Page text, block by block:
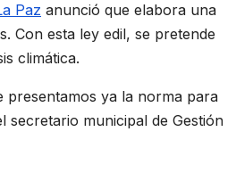
Paz anunció que elabora una
Con esta ley edil, se pretende
climática.
presentamos ya la norma para
secretario municipal de Gestión